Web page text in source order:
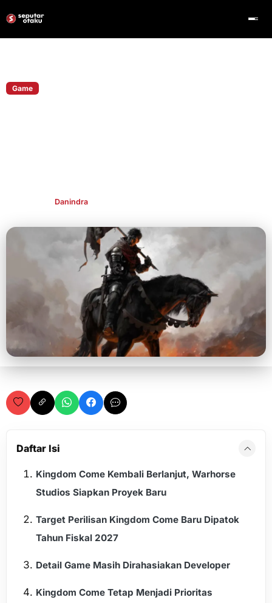
Game
Danindra
Daftar Isi
Kingdom Come Kembali Berlanjut, Warhorse
Studios Siapkan Proyek Baru
Target Perilisan Kingdom Come Baru Dipatok
Tahun Fiskal 2027
Detail Game Masih Dirahasiakan Developer
Kingdom Come Tetap Menjadi Prioritas